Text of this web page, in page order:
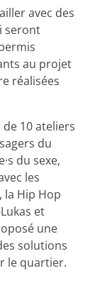
avec des
seront
au projet
réalisées
10 ateliers
du
du sexe,
les
la Hip Hop
et
une
solutions
le quartier.